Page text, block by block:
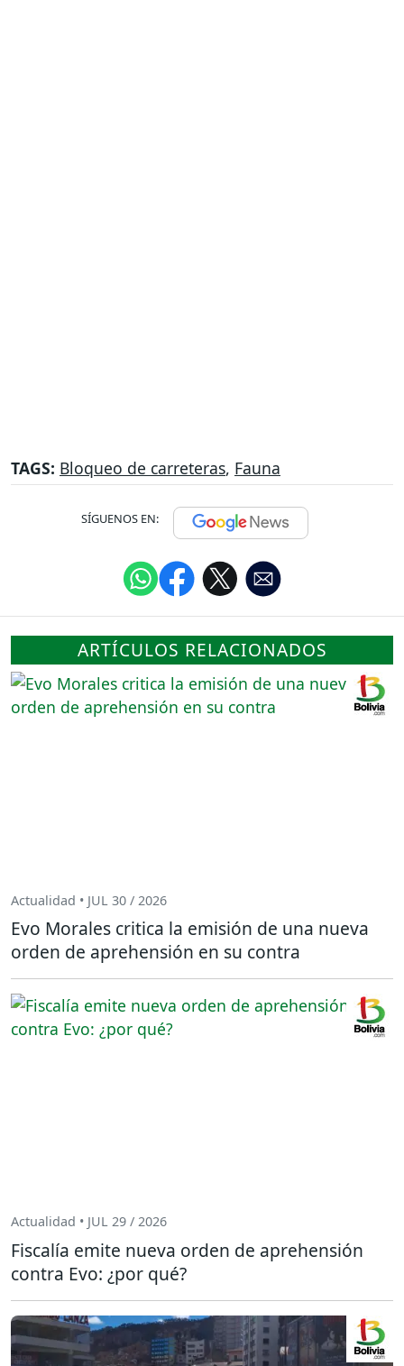
TAGS: Bloqueo de carreteras, Fauna
SÍGUENOS EN:
ARTÍCULOS RELACIONADOS
Actualidad • JUL 30 / 2026
Evo Morales critica la emisión de una nueva
orden de aprehensión en su contra
Actualidad • JUL 29 / 2026
Fiscalía emite nueva orden de aprehensión
contra Evo: ¿por qué?